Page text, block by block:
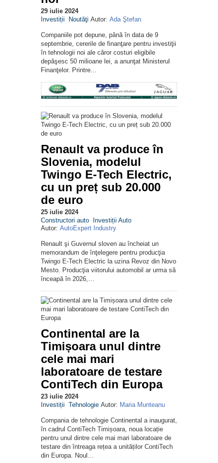
29 iulie 2024
Investiții
Noutăţi Autor: Ada Ştefan
Companiile pot depune, până în data de 9
septembrie, cererile de finanţare pentru investiţii
în tehnologii noi ale căror costuri eligibile
depăşesc 50 milioane lei, a anunţat Ministerul
Finanţelor. Printre…
Renault va produce în
Slovenia, modelul
Twingo E-Tech Electric,
cu un preț sub 20.000
de euro
25 iulie 2024
Constructori auto Investiții Auto
Autor: AutoExpert Industry
Renault şi Guvernul sloven au încheiat un
memorandum de înţelegere pentru producţia
Twingo E-Tech Electric la uzina Revoz din Novo
Mesto. Producţia viitorului automobil ar urma să
înceapă în 2026,…
Continental are la
Timișoara unul dintre
cele mai mari
laboratoare de testare
ContiTech din Europa
23 iulie 2024
Investiții Tehnologie Autor: Maria Munteanu
Compania de tehnologie Continental a inaugurat,
în cadrul ContiTech Timișoara, noua locație
pentru unul dintre cele mai mari laboratoare de
testare din întreaga rețea a unităților ContiTech
din Europa. Noul…